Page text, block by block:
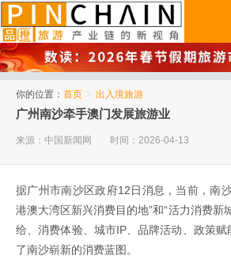
你的位置： 首页 > 出入境旅游
广州南沙牵手澳门发展旅游业
来源：中国新闻网 时间：2026-04-13
据广州市南沙区政府12日消息，当前，南
港澳大湾区新兴消费目的地”和“活力消费新
给、消费体验、城市IP、品牌活动、政策
了南沙崭新的消费蓝图。